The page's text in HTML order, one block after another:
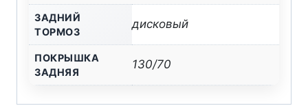
ЗАДНИЙ
ТОРМОЗ
дисковый
ПОКРЫШКА
ЗАДНЯЯ
130/70